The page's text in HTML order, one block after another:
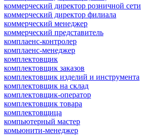
коммерческий директор розничной сети
коммерческий директор филиала
коммерческий менеджер
коммерческий представитель
комплаенс-контролер
комплаенс-менеджер
комплектовщик
комплектовщик заказов
комплектовщик изделий и инструмента
комплектовщик на склад
комплектовщик-оператор
комплектовщик товара
комплектовщица
компьютерный мастер
комьюнити-менеджер